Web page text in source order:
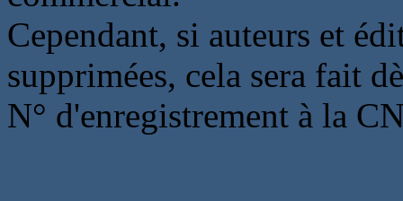
Cependant, si auteurs et
supprimées, cela sera fait
N° d'enregistrement à la